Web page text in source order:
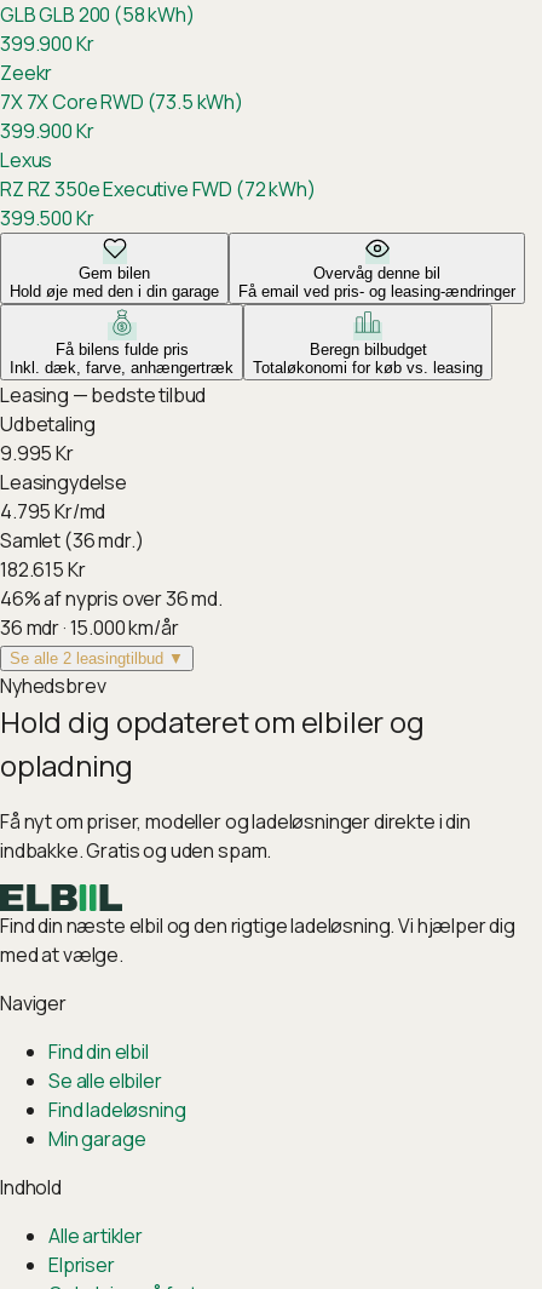
GLBGLB 200 (58 kWh)
399.900Kr
Zeekr
7X7X Core RWD (73.5 kWh)
399.900Kr
Lexus
RZRZ 350e Executive FWD (72 kWh)
399.500Kr
Gem bilen
Hold øje med den i din garage
Overvåg denne bil
Få email ved pris- og leasing-ændringer
Få bilens fulde pris
Inkl. dæk, farve, anhængertræk
Beregn bilbudget
Totaløkonomi for køb vs. leasing
Leasing — bedste tilbud
Udbetaling
9.995Kr
Leasingydelse
4.795Kr/md
Samlet (36 mdr.)
182.615Kr
46%af nypris over 36 md.
36mdr ·15.000km/år
Se alle 2 leasingtilbud ▼
Nyhedsbrev
Hold dig opdateret om elbiler og
opladning
Få nyt om priser, modeller og ladeløsninger direkte i din
indbakke. Gratis og uden spam.
Find din næste elbil og den rigtige ladeløsning. Vi hjælper dig
med at vælge.
Naviger
Find din elbil
Se alle elbiler
Find ladeløsning
Min garage
Indhold
Alle artikler
Elpriser